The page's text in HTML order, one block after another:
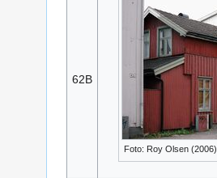
62B
Foto: Roy Olsen (2006)